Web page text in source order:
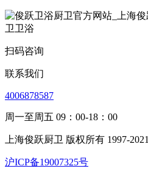
扫码咨询
联系我们
4006878587
周一至周五 09：00-18：00
上海俊跃厨卫 版权所有 1997-2021
沪ICP备19007325号